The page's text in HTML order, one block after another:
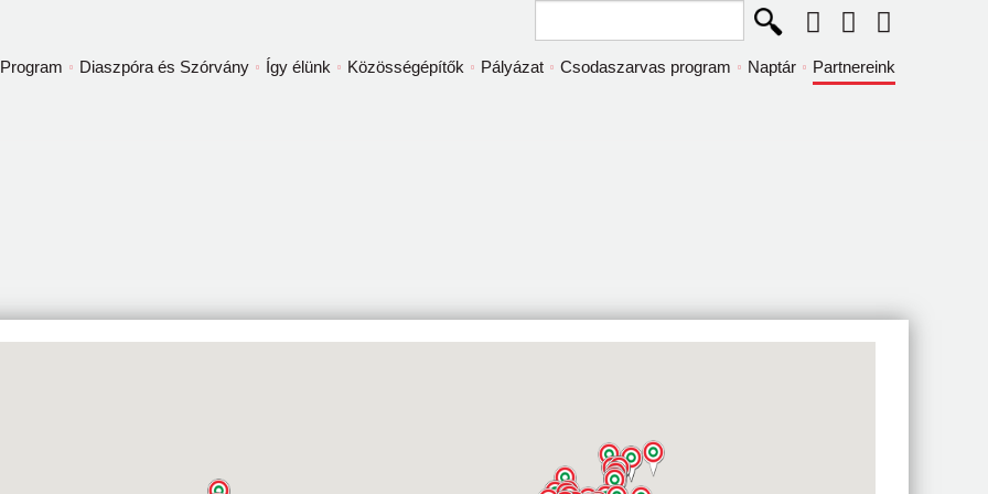
Program Diaszpóra és Szórvány Így élünk Közösségépítők Pályázat Csodaszarvas program Naptár Partnereink